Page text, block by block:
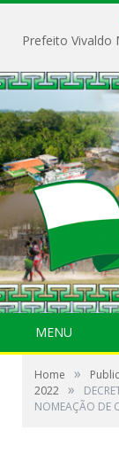
MENU
Home »
2022 »
NOMEAÇÃO DE